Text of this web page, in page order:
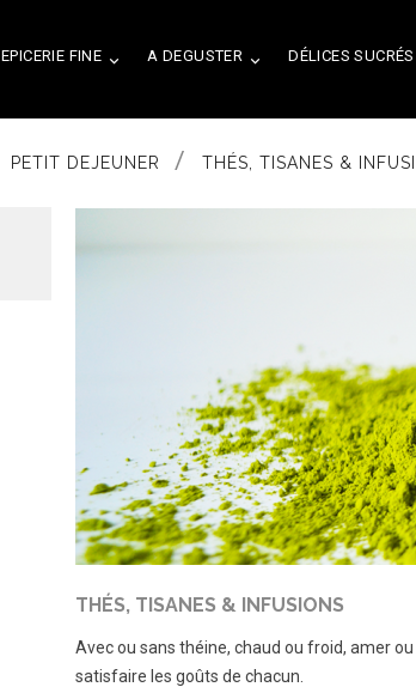

EPICERIE FINE 
A DEGUSTER DÉLICES SUCRÉS
PETIT DEJEUNER THÉS, TISANES &
THÉS, TISANES & INFUSIONS
Avec ou sans théine, chaud ou froid, amer
satisfaire les goûts de chacun.